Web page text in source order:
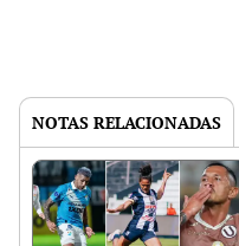
NOTAS RELACIONADAS